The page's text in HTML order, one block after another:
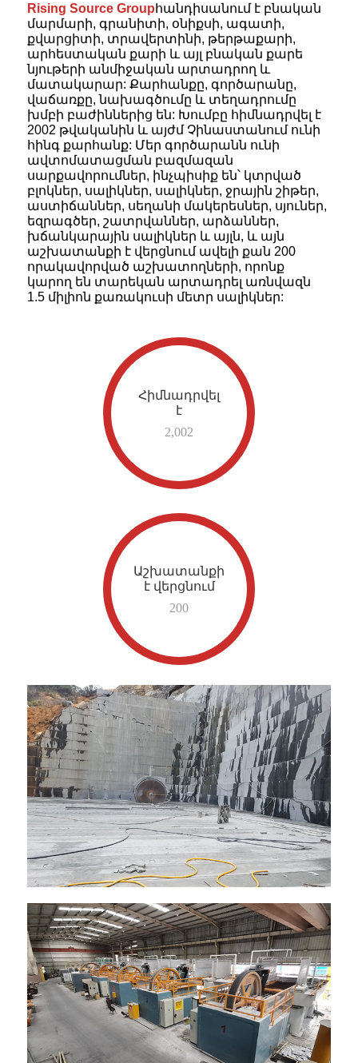
Rising Source Group հանդիսանում է բնական
մարմարի, գրանիտի, օնիքսի, ագատի,
քվարցիտի, տրավերտինի, թերթաքարի,
արհեստական ​​քարի և այլ բնական քարե
նյութերի անմիջական արտադրող և
մատակարար: Քարհանքը, գործարանը,
վաճառքը, նախագծումը և տեղադրումը
խմբի բաժիններից են: Խումբը հիմնադրվել է
2002 թվականին և այժմ Չինաստանում ունի
հինգ քարհանք: Մեր գործարանն ունի
ավտոմատացման բազմազան
սարքավորումներ, ինչպիսիք են՝ կտրված
բլոկներ, սալիկներ, սալիկներ, ջրային շիթեր,
աստիճաններ, սեղանի մակերեսներ, սյուներ,
եզրագծեր, շատրվաններ, արձաններ,
խճանկարային սալիկներ և այլն, և այն
աշխատանքի է վերցնում ավելի քան 200
որակավորված աշխատողների, որոնք
կարող են տարեկան արտադրել առնվազն
1.5 միլիոն քառակուսի մետր սալիկներ:
Հիմնադրվել
է
2,002
Աշխատանքի
է վերցնում
200